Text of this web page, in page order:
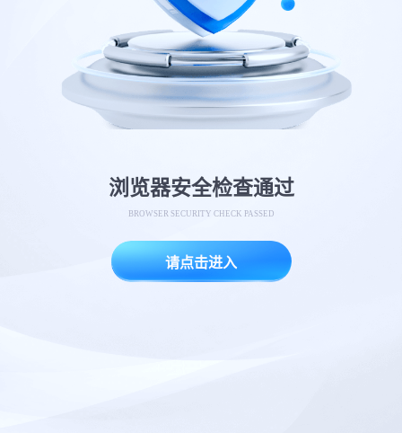
浏览器安全检查通过
BROWSER SECURITY CHECK PASSED
请点击进入